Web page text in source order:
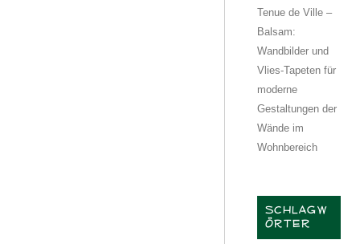
Tenue de Ville –
Balsam:
Wandbilder und
Vlies-Tapeten für
moderne
Gestaltungen der
Wände im
Wohnbereich
SCHLAGW
ÖRTER